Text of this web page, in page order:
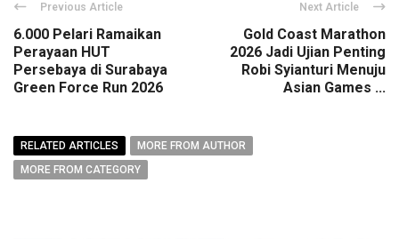
Previous Article
6.000 Pelari Ramaikan
Perayaan HUT
Persebaya di Surabaya
Green Force Run 2026
Next Article
Gold Coast Marathon
2026 Jadi Ujian Penting
Robi Syianturi Menuju
Asian Games ...
RELATED ARTICLES
MORE FROM AUTHOR
MORE FROM CATEGORY